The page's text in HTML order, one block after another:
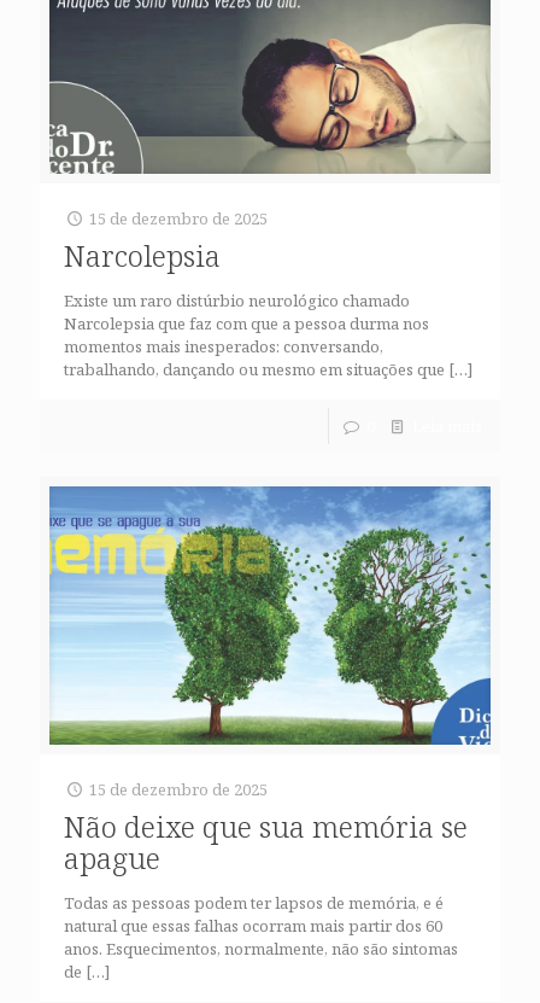
15 de dezembro de 2025
Narcolepsia
Existe um raro distúrbio neurológico chamado
Narcolepsia que faz com que a pessoa durma nos
momentos mais inesperados: conversando,
trabalhando, dançando ou mesmo em situações que […]
15 de dezembro de 2025
Não deixe que sua memória se
apague
Todas as pessoas podem ter lapsos de memória, e é
natural que essas falhas ocorram mais partir dos 60
anos. Esquecimentos, normalmente, não são sintomas
de […]